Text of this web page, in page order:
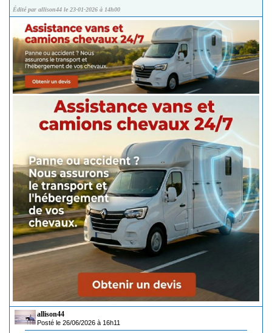
Édité par allison44 le 23-01-2026 à 14h00
allison44
Posté le 26/06/2026 à 16h11